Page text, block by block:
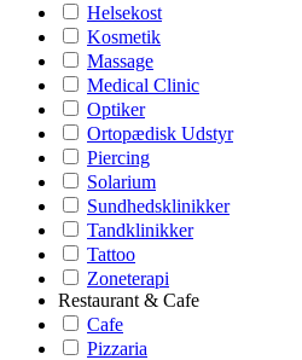
Helsekost
Kosmetik
Massage
Medical Clinic
Optiker
Ortopædisk Udstyr
Piercing
Solarium
Sundhedsklinikker
Tandklinikker
Tattoo
Zoneterapi
Restaurant & Cafe
Cafe
Pizzaria